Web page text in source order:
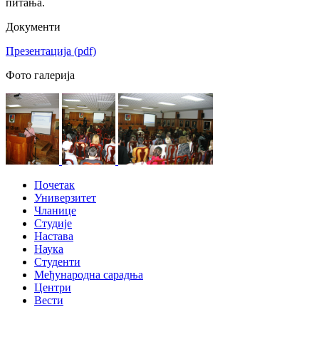
питања.
Документи
Презентација (pdf)
Фото галерија
Почетак
Универзитет
Чланице
Студије
Настава
Наука
Студенти
Међународна сарадња
Центри
Вести